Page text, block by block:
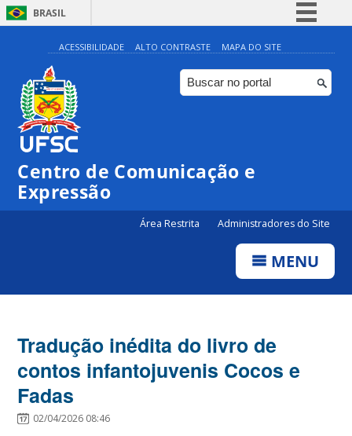
BRASIL
Simplifique!
Comunica BR
Participe
Canais
ACESSIBILIDADE ALTO CONTRASTE MAPA DO SITE
Centro de Comunicação e
Expressão
Área Restrita Administradores do Site
MENU
Tradução inédita do livro de
contos infantojuvenis Cocos e
Fadas
02/04/2026 08:46